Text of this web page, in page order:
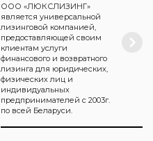
ООО «ЛЮКСЛИЗИНГ»
является универсальной
лизинговой компанией,
предоставляющей своим
клиентам услуги
финансового и возвратного
лизинга для юридических,
физических лиц и
индивидуальных
предпринимателей с 2003г.
по всей Беларуси.